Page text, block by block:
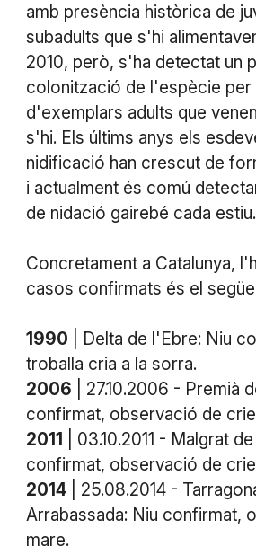
amb presència històrica de
subadults que s'hi
2010, però, s'ha detectat un
colonització de l'espècie per
d'exemplars adults que
s'hi. Els últims anys els
nidificació han crescut de
i actualment és comú
de nidació gairebé cada estiu.
Concretament a Catalunya,
casos confirmats és el
1990 | Delta de l'Ebre: Niu
troballa cria a la sorra.
2006 | 27.10.2006 - Premià
confirmat, observació de
2011
| 03.10.2011 - Malgrat
confirmat, observació de
2014| 25.08.2014 -
Arrabassada: Niu confirmat,
mare.